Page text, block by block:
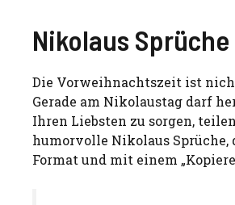
Nikolaus
Die Vorweihnachtszeit ist
Gerade am Nikolaustag darf
Ihren Liebsten zu sorgen,
humorvolle Nikolaus
Format und mit einem